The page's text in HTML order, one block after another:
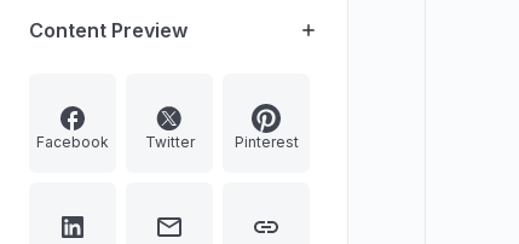
Content Preview
Facebook Twitter Pinterest